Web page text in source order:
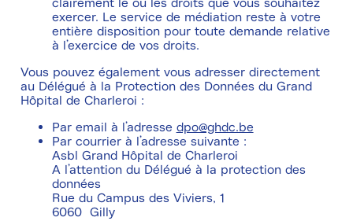
exercer. Le service de médiation reste à votre
entière disposition pour toute demande relative
à l’exercice de vos droits.
Vous pouvez également vous adresser directement
au Délégué à la Protection des Données du Grand
Hôpital de Charleroi :
Par email à l’adresse dpo@ghdc.be
Par courrier à l’adresse suivante :
Asbl Grand Hôpital de Charleroi
A l’attention du Délégué à la protection des
données
Rue du Campus des Viviers, 1
6060 Gilly